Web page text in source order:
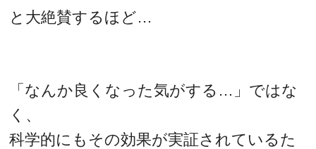
と大絶賛するほど…
「なんか良くなった気がする…」ではな
く、
科学的にもその効果が実証されているた